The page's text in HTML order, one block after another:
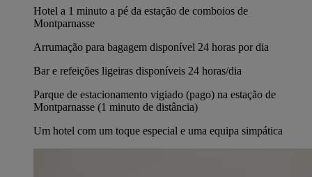
Hotel a 1 minuto a pé da estação de comboios de
Montparnasse
Arrumação para bagagem disponível 24 horas por dia
Bar e refeições ligeiras disponíveis 24 horas/dia
Parque de estacionamento vigiado (pago) na estação de
Montparnasse (1 minuto de distância)
Um hotel com um toque especial e uma equipa simpática